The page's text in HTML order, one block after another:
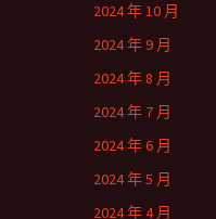
2024 年 10 月
2024 年 9 月
2024 年 8 月
2024 年 7 月
2024 年 6 月
2024 年 5 月
2024 年 4 月